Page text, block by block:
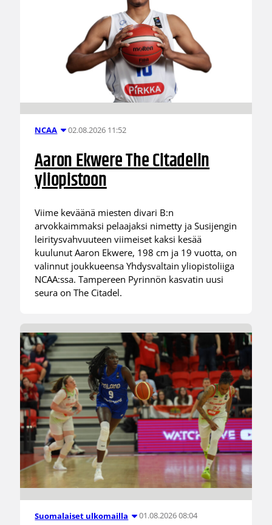
NCAA 02.08.2026 11:52
Aaron Ekwere The Citadelin
yliopistoon
Viime keväänä miesten divari B:n
arvokkaimmaksi pelaajaksi nimetty ja Susijengin
leiritysvahvuuteen viimeiset kaksi kesää
kuulunut Aaron Ekwere, 198 cm ja 19 vuotta, on
valinnut joukkueensa Yhdysvaltain yliopistoliiga
NCAA:ssa. Tampereen Pyrinnön kasvatin uusi
seura on The Citadel.
Suomalaiset ulkomailla 01.08.2026 08:04